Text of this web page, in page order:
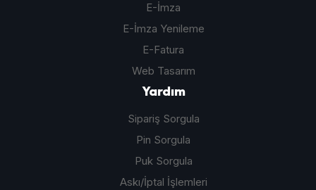
E-İmza
E-İmza Yenileme
E-Fatura
Web Tasarım
Yardım
Sipariş Sorgula
Pin Sorgula
Puk Sorgula
Askı/İptal İşlemleri